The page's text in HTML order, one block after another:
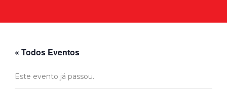
« Todos Eventos
Este evento já passou.